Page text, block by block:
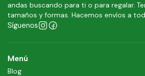
andas buscando para ti o para regalar.
tamaños y formas. Hacemos envíos a
Síguenos
Menú
Blog